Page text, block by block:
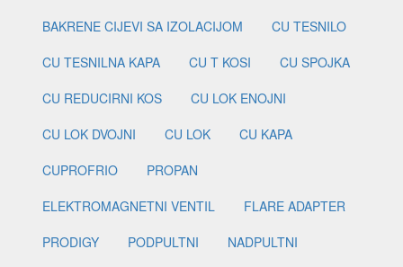
BAKRENE CIJEVI SA IZOLACIJOM
CU TESNILO
CU TESNILNA KAPA
CU T KOSI
CU SPOJKA
CU REDUCIRNI KOS
CU LOK ENOJNI
CU LOK DVOJNI
CU LOK
CU KAPA
CUPROFRIO
PROPAN
ELEKTROMAGNETNI VENTIL
FLARE ADAPTER
PRODIGY
PODPULTNI
NADPULTNI